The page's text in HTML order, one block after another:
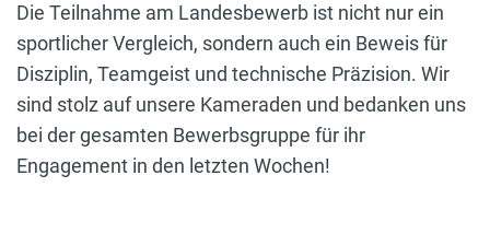
Die Teilnahme am Landesbewerb ist nicht nur ein
sportlicher Vergleich, sondern auch ein Beweis für
Disziplin, Teamgeist und technische Präzision. Wir
sind stolz auf unsere Kameraden und bedanken uns
bei der gesamten Bewerbsgruppe für ihr
Engagement in den letzten Wochen!